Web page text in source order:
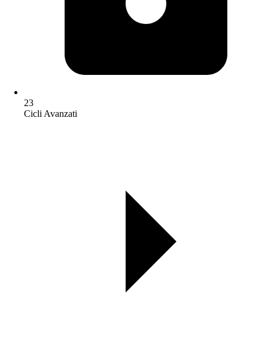
23
Cicli Avanzati